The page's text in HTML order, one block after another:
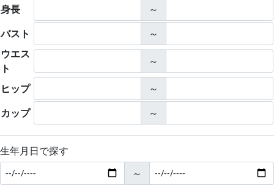
身長
～
バスト
～
ウエス
ト
～
ヒップ
～
カップ
～
生年月日で探す
～